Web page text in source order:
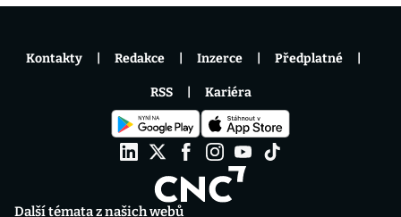
Další témata z našich webů
Kontakty Redakce Inzerce Předplatné
RSS Kariéra